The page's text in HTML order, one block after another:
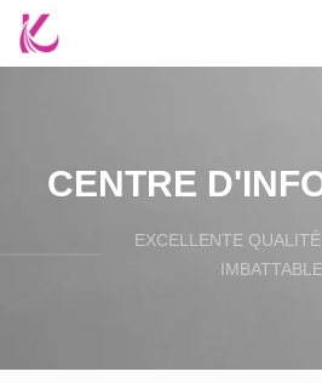
CENTRE
EXCELLENTE
IMBATTABLE